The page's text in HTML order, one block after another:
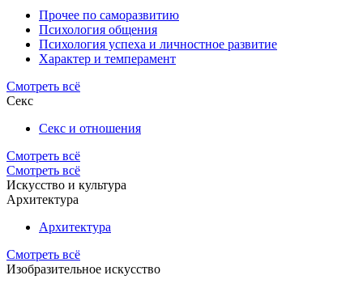
Прочее по саморазвитию
Психология общения
Психология успеха и личностное развитие
Характер и темперамент
Смотреть всё
Секс
Секс и отношения
Смотреть всё
Смотреть всё
Искусство и культура
Архитектура
Архитектура
Смотреть всё
Изобразительное искусство